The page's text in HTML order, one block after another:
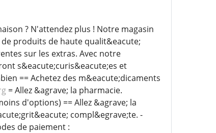
? N'attendez plus ! Notre magasin
produits de haute qualit&eacute;
sur les extras. Avec notre
s&eacute;curis&eacute;es et
== Achetez des m&eacute;dicaments
= Allez &agrave; la pharmacie.
d'options) == Allez &agrave; la
compl&egrave;te. -
de paiement :